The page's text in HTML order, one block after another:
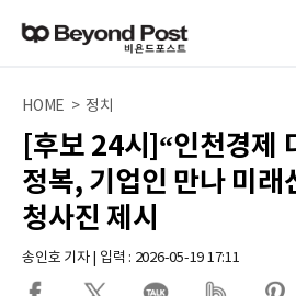
HOME > 정치
[후보 24시]“인천경제
정복, 기업인 만나 미래
청사진 제시
송인호 기자 | 입력 : 2026-05-19 17:11